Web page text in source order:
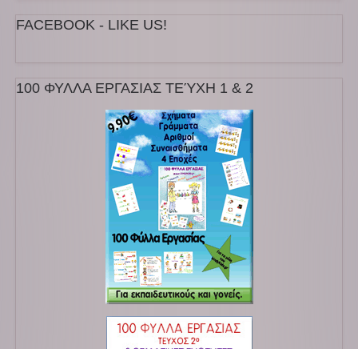
FACEBOOK - LIKE US!
100 ΦΥΛΛΑ ΕΡΓΑΣΙΑΣ ΤΕΎΧΗ 1 & 2